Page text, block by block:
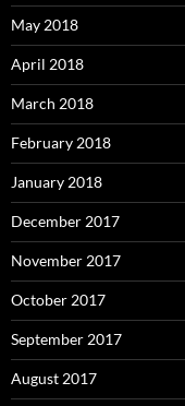
May 2018
April 2018
March 2018
February 2018
January 2018
December 2017
November 2017
October 2017
September 2017
August 2017